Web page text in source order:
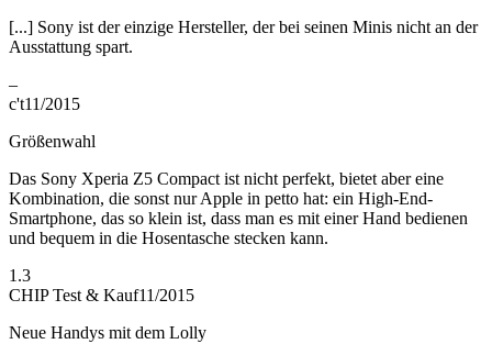
[...] Sony ist der einzige Hersteller, der bei seinen Minis nicht an der
Ausstattung spart.
–
c't11/2015
Größenwahl
Das Sony Xperia Z5 Compact ist nicht perfekt, bietet aber eine
Kombination, die sonst nur Apple in petto hat: ein High-End-
Smartphone, das so klein ist, dass man es mit einer Hand bedienen
und bequem in die Hosentasche stecken kann.
1.3
CHIP Test & Kauf11/2015
Neue Handys mit dem Lolly